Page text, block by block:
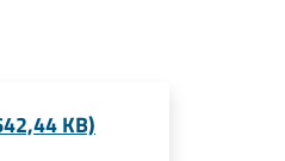
KB)